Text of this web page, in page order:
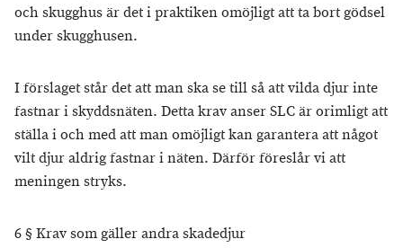
och skugghus är det i praktiken omöjligt att ta bort gödsel
under skugghusen.
I förslaget står det att man ska se till så att vilda djur inte
fastnar i skyddsnäten. Detta krav anser SLC är orimligt att
ställa i och med att man omöjligt kan garantera att något
vilt djur aldrig fastnar i näten. Därför föreslår vi att
meningen stryks.
6 § Krav som gäller andra skadedjur